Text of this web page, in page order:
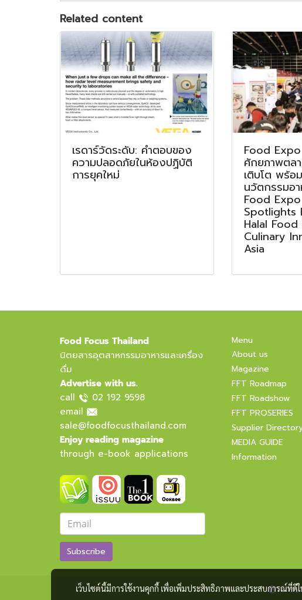
Related content
เรดาร์วัดระดับ: คำตอบของ
ความปลอดภัยในห้องปฏิบัติ
การยุคใหม่
Food
ศักยภาพตล
เติบโต พร้อ
นวัตกรรมอา
Food
Spotlights
Halal
Culinary
Asia
Food Focus Thailand
นิตยสารอุตสาหกรรมอาหารและเครื่อง
ดื่ม
Advertise with us.
call
02 192 9598
email
sale@foodfocusthailand.com
Enjoy reading magazine
through e-book applications
Subscribe
Menu
About us
Magazine
FFT Roadmap
FFT Roadshow
FFT PROSERIES
Supplier
MEDIA GUIDE
Information
เว็บไซต์นี้มีการใช้งานคุกกี้ เพื่อเพิ่มประสิทธิภาพและประสบการณ์ที่ดี